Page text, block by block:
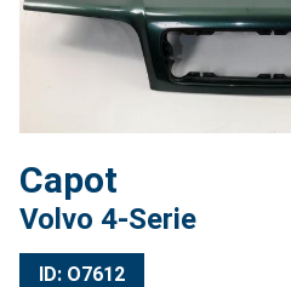
Capot
Volvo 4-Serie
ID: O7612